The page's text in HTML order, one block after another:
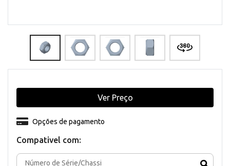
Compativel com:
Opções de pagamento
Ver Preço